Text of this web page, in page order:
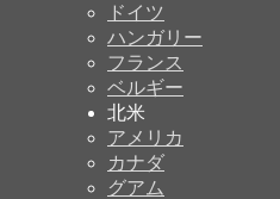
ドイツ
ハンガリー
フランス
ベルギー
北米
アメリカ
カナダ
グアム